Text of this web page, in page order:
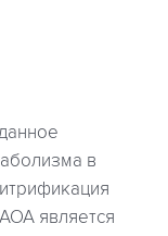
в
является